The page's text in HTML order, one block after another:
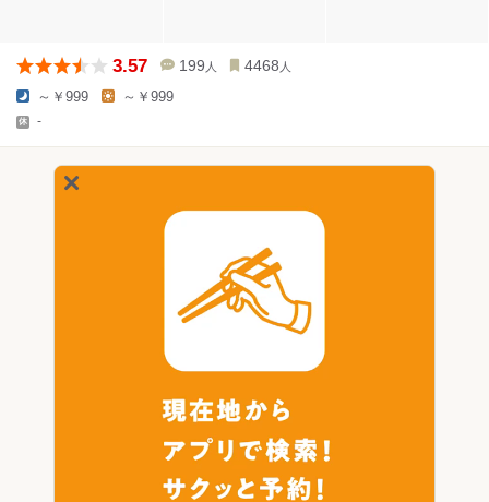
3.57 199 人 4468 人
～￥999 ～￥999
-